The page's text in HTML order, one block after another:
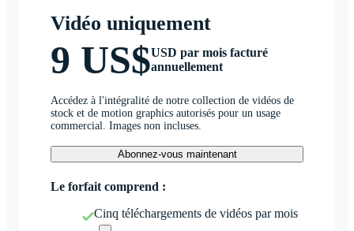
Vidéo uniquement
9 US$USD par mois facturé
annuellement
Accédez à l'intégralité de notre collection de vidéos de
stock et de motion graphics autorisés pour un usage
commercial. Images non incluses.
Abonnez-vous maintenant
Le forfait comprend :
Cinq téléchargements de vidéos par mois